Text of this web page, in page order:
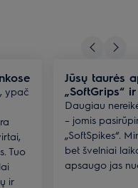
ypač
Tuo
ir
Jūsų taurės
„SoftGrips“
Daugiau
– jomis
„SoftSpikes“.
bet švelniai
apsaugo jas